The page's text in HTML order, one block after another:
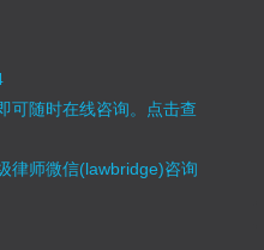
可随时在线咨询。 点击查
律师微信(lawbridge)咨询